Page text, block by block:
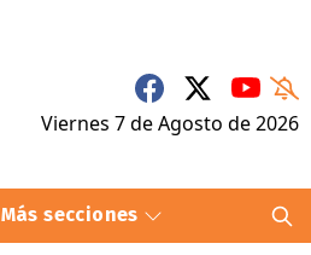
Viernes 7deAgosto de 2026
Más secciones